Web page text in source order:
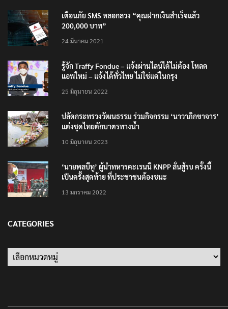
เตือนภัย SMS หลอกลวง “คุณฝากเงินสำเร็จแล้ว
200,000 บาท”
24 มีนาคม 2021
รู้จัก Traffy Fondue – แจ้งผ่านไลน์ได้ไม่ต้อง โหลด
แอพใหม่ – แจ้งได้ทั่วไทย ไม่ใช่แค่ในกรุง
25 มิถุนายน 2022
ปลัดกระทรวงวัฒนธรรม ร่วมกิจกรรม ‘นาวาภิกขาจาร’
แต่งชุดไทยตักบาตรทางน้ำ
10 มิถุนายน 2023
‘นายพลบีทู’ ผู้นำทหารคะเรนนี KNPP ลั่นสู้รบ ครั้งนี้
เป็นครั้งสุดท้าย ที่ประชาชนต้องชนะ
13 มกราคม 2022
CATEGORIES
Categories